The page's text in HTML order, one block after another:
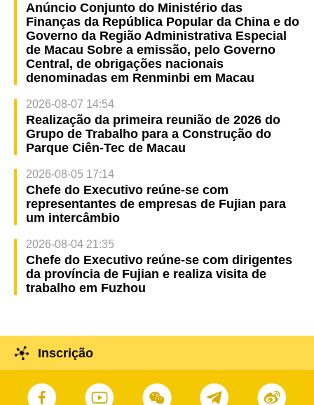
Anúncio Conjunto do Ministério das
Finanças da República Popular da China e do
Governo da Região Administrativa Especial
de Macau Sobre a emissão, pelo Governo
Central, de obrigações nacionais
denominadas em Renminbi em Macau
2026-08-07 14:54
Realização da primeira reunião de 2026 do
Grupo de Trabalho para a Construção do
Parque Ciên-Tec de Macau
2026-08-05 17:14
Chefe do Executivo reúne-se com
representantes de empresas de Fujian para
um intercâmbio
2026-08-04 21:35
Chefe do Executivo reúne-se com dirigentes
da província de Fujian e realiza visita de
trabalho em Fuzhou
Inscrição